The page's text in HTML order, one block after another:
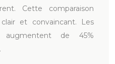
Cette comparaison
et convaincant. Les
augmentent de 45%